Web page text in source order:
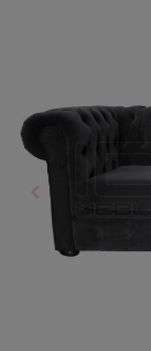
Poprzedni
keyboard_arrow_left